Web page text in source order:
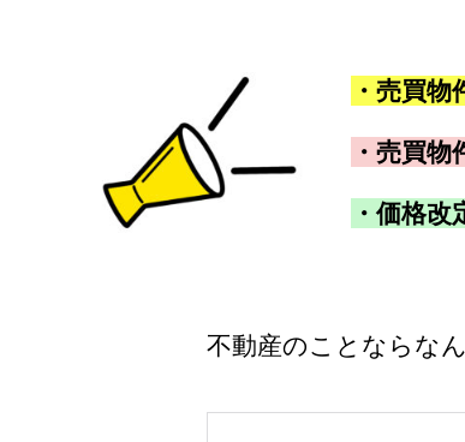
・売買
・売買
・価格改
不動産のことならな